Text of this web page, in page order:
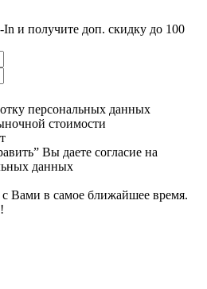
In и получите доп. скидку до 100
персональных данных
стоимости
Вы даете согласие на
данных
Вами в самое ближайшее время.